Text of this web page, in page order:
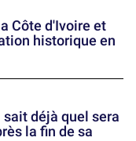
Côte d'Ivoire et
historique en
déjà quel sera
la fin de sa